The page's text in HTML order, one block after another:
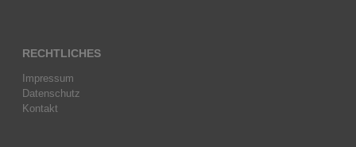
RECHTLICHES
Impressum
Datenschutz
Kontakt